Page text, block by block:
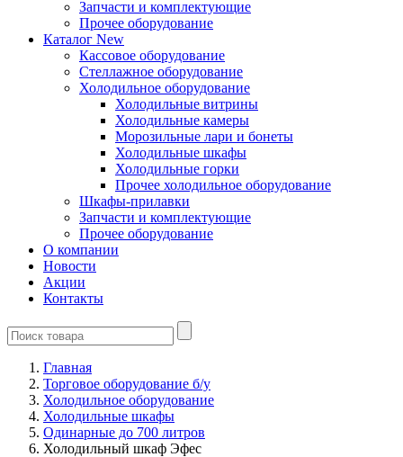
Запчасти и комплектующие
Прочее оборудование
Каталог New
Кассовое оборудование
Стеллажное оборудование
Холодильное оборудование
Холодильные витрины
Холодильные камеры
Морозильные лари и бонеты
Холодильные шкафы
Холодильные горки
Прочее холодильное оборудование
Шкафы-прилавки
Запчасти и комплектующие
Прочее оборудование
О компании
Новости
Акции
Контакты
Главная
Торговое оборудование б/у
Холодильное оборудование
Холодильные шкафы
Одинарные до 700 литров
Холодильный шкаф Эфес